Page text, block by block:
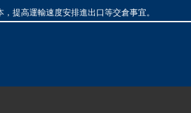
，提高運輸速度安排進出口等交倉事宜。